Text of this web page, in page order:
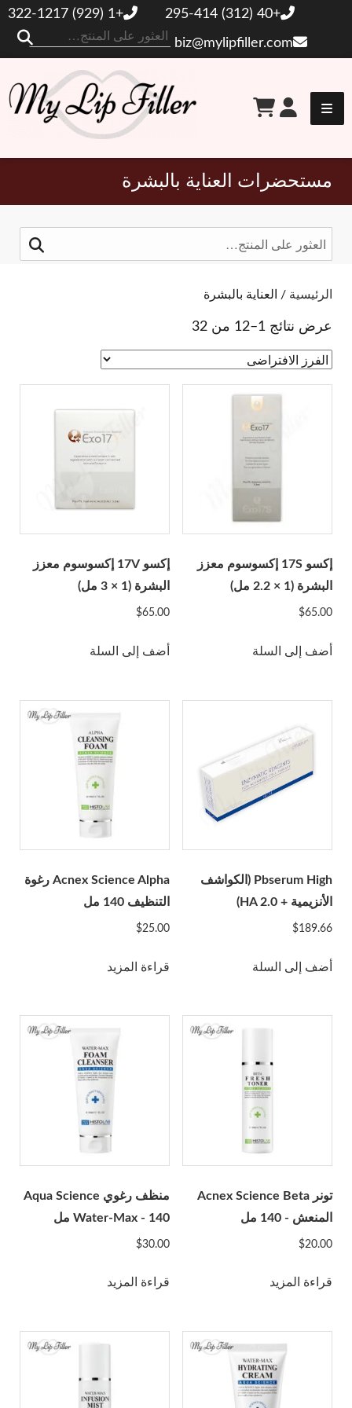
+40 (312) 295-414
+1 (929) 322-1217
biz@mylipfiller.com
حشو الشفاه الخاص بي
مستحضرات العناية بالبشرة
الرئيسية / العناية بالبشرة
عرض نتائج 1–12 من 32
إكسو 17S إكسوسوم معزز
البشرة (1 × 2.2 مل)
$65.00
أضف إلى السلة
إكسو 17V إكسوسوم معزز
البشرة (1 × 3 مل)
$65.00
أضف إلى السلة
Pbserum High (الكواشف
الأنزيمية + HA 2.0)
$189.66
أضف إلى السلة
Acnex Science Alpha رغوة
التنظيف 140 مل
$25.00
قراءة المزيد
تونر Acnex Science Beta
المنعش - 140 مل
$20.00
قراءة المزيد
منظف رغوي Aqua Science
Water-Max - 140 مل
$30.00
قراءة المزيد
البحث
عن:
تبديل المرشحات
العلامات التجارية
A-Jax Keen
Revofil Aquashine
أصدقاء الجمال
Bonetta Filler
Cellnoc
Dermaheal
Dermalax
Dermaren
جانا
جوري
Acnex Science
Aqua Science
Derma Science
Hyafilia
Hyaron
Jalupro
Juvederm
Neufidence
Neuramis
نيكس
Optivisc
مصل الرصاص
بريما
Profhilo
Prostrolane
Regenovue